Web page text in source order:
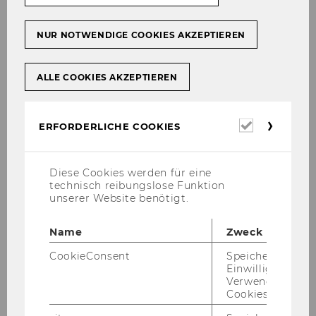
Projekt Validierung NdK
Projektleit
ao. Univ. Prof. Dr. Alexander
Projekt HybriDlux
er/in
Univ.Prof. Dr. Edel­traud Hanappi-​Egger, Rek­to­
36) Aus­schrei­bung von Stel­len
NUR NOTWENDIGE COOKIES AKZEPTIEREN
ALLE COOKIES AKZEPTIEREN
ERFORDERLICHE COOKIES
Diese Cookies werden für eine
technisch reibungslose Funktion
unserer Website benötigt.
Name
Zweck
CookieConsent
Speichert Ihre
Einwilligung zur
Verwendung von
Cookies.